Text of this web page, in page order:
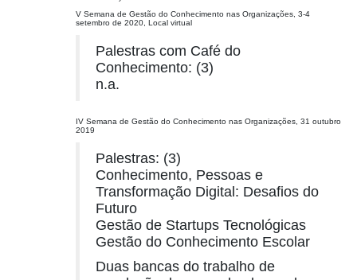
V Semana de Gestão do Conhecimento nas Organizações, 3-4
setembro de 2020, Local virtual
Palestras com Café do
Conhecimento: (3)
n.a.
IV Semana de Gestão do Conhecimento nas Organizações, 31 outubro
2019
Palestras: (3)
Conhecimento, Pessoas e
Transformação Digital: Desafios do
Futuro
Gestão de Startups Tecnológicas
Gestão do Conhecimento Escolar
Duas bancas do trabalho de